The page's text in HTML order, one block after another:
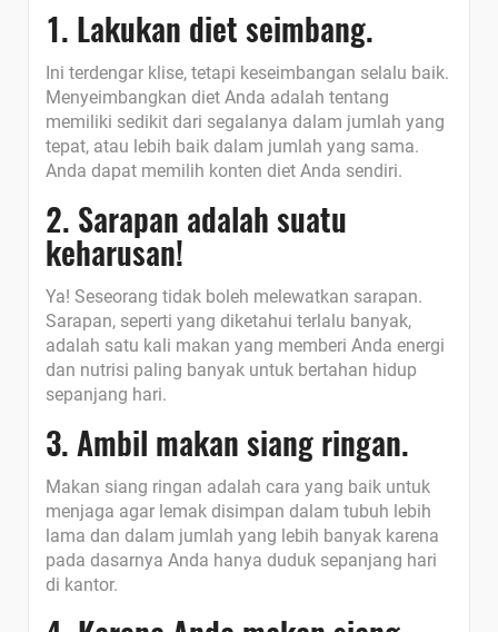
1. Lakukan diet seimbang.
Ini terdengar klise, tetapi keseimbangan selalu baik.
Menyeimbangkan diet Anda adalah tentang
memiliki sedikit dari segalanya dalam jumlah yang
tepat, atau lebih baik dalam jumlah yang sama.
Anda dapat memilih konten diet Anda sendiri.
2. Sarapan adalah suatu
keharusan!
Ya! Seseorang tidak boleh melewatkan sarapan.
Sarapan, seperti yang diketahui terlalu banyak,
adalah satu kali makan yang memberi Anda energi
dan nutrisi paling banyak untuk bertahan hidup
sepanjang hari.
3. Ambil makan siang ringan.
Makan siang ringan adalah cara yang baik untuk
menjaga agar lemak disimpan dalam tubuh lebih
lama dan dalam jumlah yang lebih banyak karena
pada dasarnya Anda hanya duduk sepanjang hari
di kantor.